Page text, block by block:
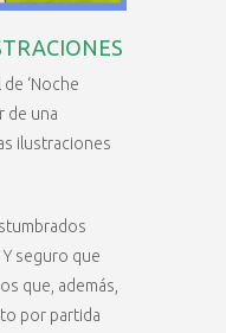
‘Noche
de una
ilustraciones
seguro que
que, además,
por partida